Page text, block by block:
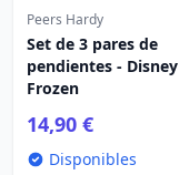
Peers Hardy
Set de 3 pares de
pendientes - Disney
Frozen
14,90 €
Disponibles